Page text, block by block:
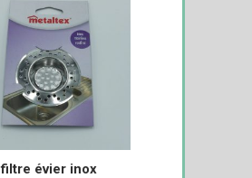
filtre évier inox